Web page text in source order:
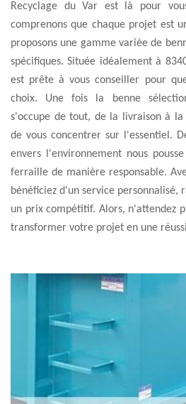
Recyclage du Var est là pour
comprenons que chaque projet est
proposons une gamme variée de
spécifiques. Située idéalement à
est prête à vous conseiller pour
choix. Une fois la benne
s'occupe de tout, de la livraison à
de vous concentrer sur l'essentiel.
envers l'environnement nous
ferraille de manière responsable.
bénéficiez d'un service personnalisé,
un prix compétitif. Alors, n'attendez
transformer votre projet en une